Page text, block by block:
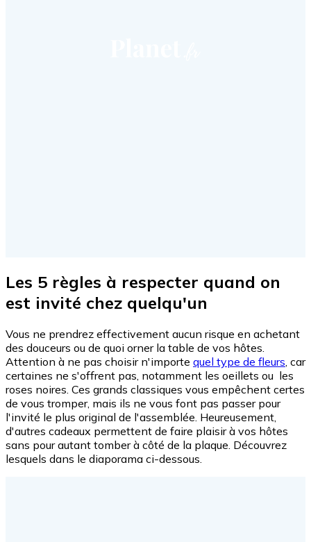
Les 5 règles à respecter quand on
est invité chez quelqu'un
Vous ne prendrez effectivement aucun risque en achetant
des douceurs ou de quoi orner la table de vos hôtes.
Attention à ne pas choisir n'importe quel type de fleurs , car
certaines ne s'offrent pas, notamment les oeillets ou les
roses noires. Ces grands classiques vous empêchent certes
de vous tromper, mais ils ne vous font pas passer pour
l'invité le plus original de l'assemblée. Heureusement,
d'autres cadeaux permettent de faire plaisir à vos hôtes
sans pour autant tomber à côté de la plaque. Découvrez
lesquels dans le diaporama ci-dessous.